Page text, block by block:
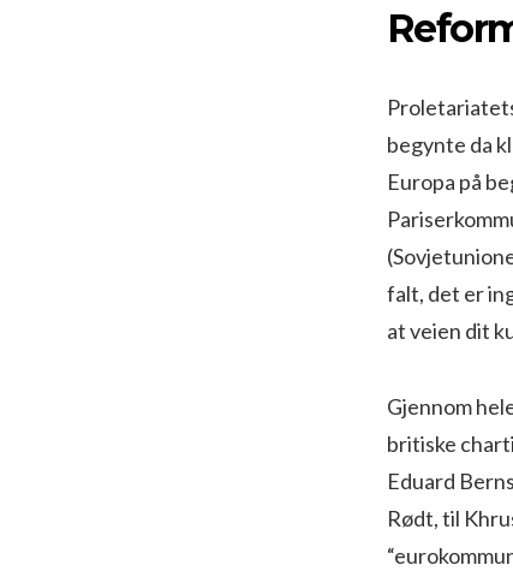
begynte da
Europa på
falt, det er
at veien dit
Gjennom
britiske
Eduard
Rødt, til